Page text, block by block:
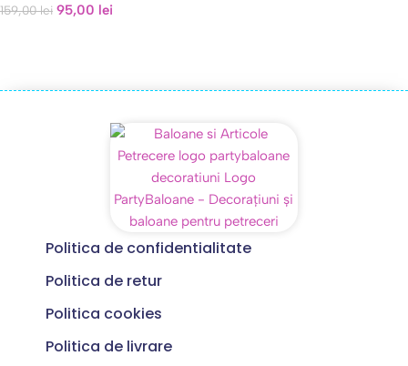
159,00lei 95,00 lei
Politica de confidentialitate
Politica de retur
Politica cookies
Politica de livrare